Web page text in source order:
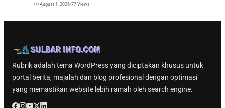
August 1, 2026•77 Views
Rubrik adalah tema WordPress yang diciptakan khusus untuk
portal berita, majalah dan blog profesional dengan optimasi
yang memastikan website lebih ramah oleh search engine.